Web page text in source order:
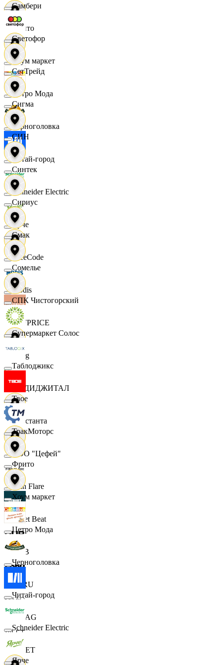
Фрито
Хоум маркет
Цетро Мода
Черноголовка
Читай-город
Schneider Electric
Ярче
FaceCode
Modis
OFFPRICE
string
X5 ДИДЖИТАЛ
Константа
ООО "Цефей"
Finn Flare
Street Beat
DUB
ECRU
MAAG
VILET
Самбери
Светофор
СетТрейд
Сигма
СИН
Синтек
Сириус
Смак
Сомелье
СПК Чистогорский
Супермаркет Солос
Таблоджикс
Твое
ТракМоторс
Фрито
Хоум маркет
Цетро Мода
Черноголовка
Читай-город
Schneider Electric
Ярче